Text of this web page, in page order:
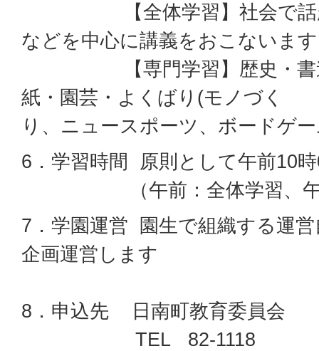
【全体学習】社会で話題
などを中心に講義をおこないま
【専門学習】歴史・書道
紙・園芸・よくばり(モノづく
り、ニュースポーツ、ボードゲ
6．学習時間 原則として午前10
（午前：全体学習、午後
7．学園運営 園生で組織する運
企画運営します
8．申込先 日南町教育委員会
TEL 82-1118